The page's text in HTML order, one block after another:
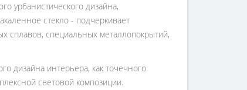
урбанистического дизайна,
стекло - подчеркивает
сплавов, специальных металлопокрытий,
дизайна интерьера, как точечного
световой композиции.